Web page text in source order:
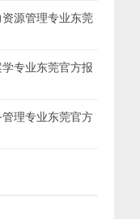
源管理专业东莞
专业东莞官方报
理专业东莞官方